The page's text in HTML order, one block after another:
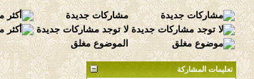
مشاركات جديدة
لا توجد مشاركات جديدة
الموضوع مغلق
تعليمات المشاركة